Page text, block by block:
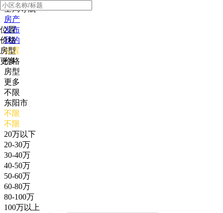
全局导航
房产
发布
我的
位置
价格
房型
更多
位置
价格
房型
更多
不限
东阳市
不限
不限
20万以下
20-30万
30-40万
40-50万
50-60万
60-80万
80-100万
100万以上